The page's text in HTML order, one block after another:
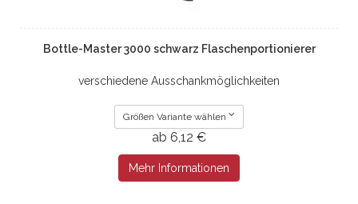
Bottle-Master 3000 schwarz Flaschenportionierer
verschiedene Ausschankmöglichkeiten
Größen Variante wählen
ab 6,12 €
Mehr Informationen